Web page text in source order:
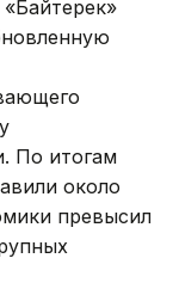
По итогам
около
превысил